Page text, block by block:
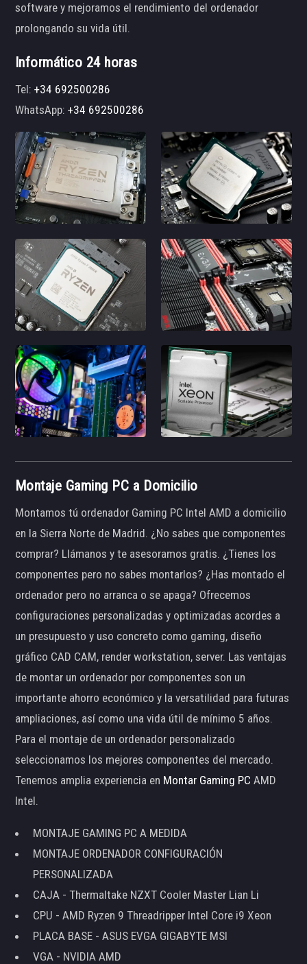
software y mejoramos el rendimiento del ordenador
prolongando su vida útil.
Informático 24 horas
Tel:+34 692500286
WhatsApp:+34 692500286
Montaje Gaming PC a Domicilio
Montamos tú ordenador Gaming PC Intel AMD a domicilio
en la Sierra Norte de Madrid. ¿No sabes que componentes
comprar? Llámanos y te asesoramos gratis. ¿Tienes los
componentes pero no sabes montarlos? ¿Has montado el
ordenador pero no arranca o se apaga? Ofrecemos
configuraciones personalizadas y optimizadas acordes a
un presupuesto y uso concreto como gaming, diseño
gráfico CAD CAM, render workstation, server. Las ventajas
de montar un ordenador por componentes son un
importante ahorro económico y la versatilidad para futuras
ampliaciones, así como una vida útil de mínimo 5 años.
Para el montaje de un ordenador personalizado
seleccionamos los mejores componentes del mercado.
Tenemos amplia experiencia en Montar Gaming PC AMD
Intel.
MONTAJE GAMING PC A MEDIDA
MONTAJE ORDENADOR CONFIGURACIÓN
PERSONALIZADA
CAJA - Thermaltake NZXT Cooler Master Lian Li
CPU - AMD Ryzen 9 Threadripper Intel Core i9 Xeon
PLACA BASE - ASUS EVGA GIGABYTE MSI
VGA - NVIDIA AMD